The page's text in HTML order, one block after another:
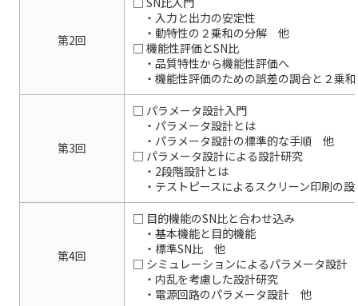
第2回
・入力と出力の安定性
・動特性の２乗和の分解 他
□ 機能性評価とSN比
・品質特性から機能性評価へ
・機能性評価のための誤差の調合と２乗
第3回
□ パラメータ設計入門
・パラメータ設計とは
・パラメータ設計の標準的な手順 他
□ パラメータ設計による設計研究
・2段階設計とは
・テストピースによるスクリーン印刷の
第4回
□ 目的機能のSN比と合わせ込み
・基本機能と目的機能
・標準SN比 他
□ シミュレーションによるパラメータ設計
・内乱を考慮した設計研究
・電源回路のパラメータ設計 他